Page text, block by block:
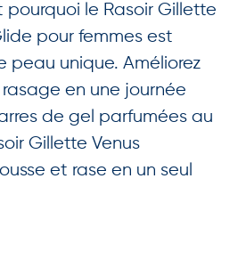
pourquoi le Rasoir Gillette
pour femmes est
peau unique. Améliorez
en une journée
de gel parfumées au
Gillette Venus
et rase en un seul